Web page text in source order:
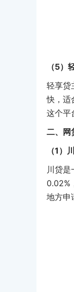
（5）
轻享贷
快，适
这个平
二、网
（1）
川贷
0.02%
地方申